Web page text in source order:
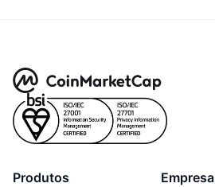
Produtos Empresa